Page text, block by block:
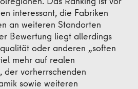
interessant, die Fabriken
an weiteren Standorten
Bewertung liegt allerdings
oder anderen „soften
mehr auf realen
der vorherrschenden
sowie weiteren